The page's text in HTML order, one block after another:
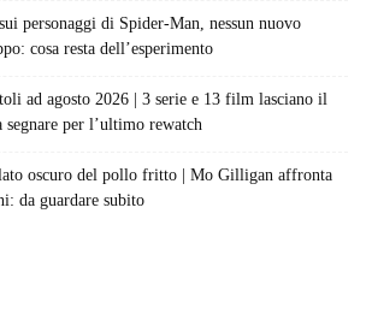
personaggi di Spider-Man, nessun nuovo
cosa resta dell’esperimento
ad agosto 2026 | 3 serie e 13 film lasciano il
segnare per l’ultimo rewatch
oscuro del pollo fritto | Mo Gilligan affronta
da guardare subito